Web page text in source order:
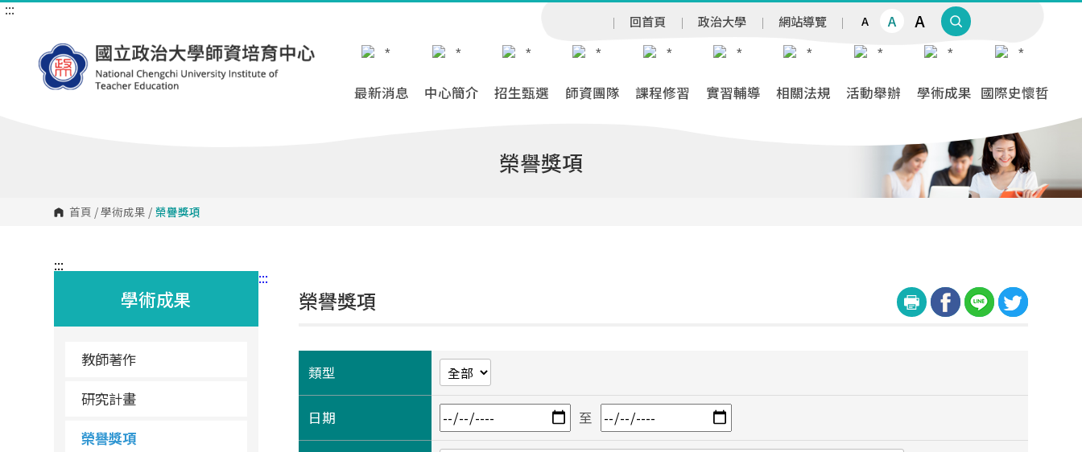
跳
:::
回首頁 政治大學 網站導覽 A A A
最新消息 中心簡介 招生甄選 師資團隊 課程修習 實習輔導 相關法規 活動舉辦 學術成果 國際史懷哲
榮譽獎項
首頁 /學術成果 / 榮譽獎項
:::
學術成果
教師著作
研究計畫
榮譽獎項
:::
榮譽獎項
類型
日期 至